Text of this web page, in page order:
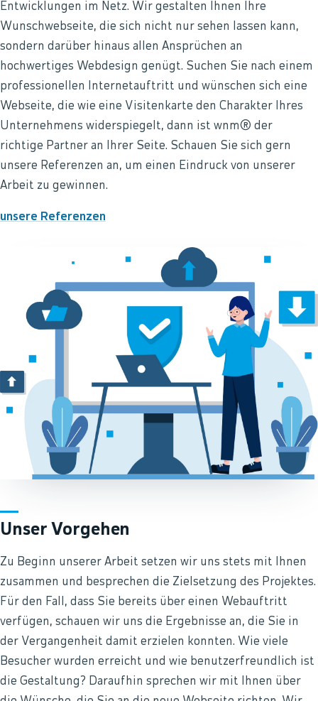
Entwicklungen im Netz. Wir gestalten Ihnen Ihre
Wunschwebseite, die sich nicht nur sehen lassen kann,
sondern darüber hinaus allen Ansprüchen an
hochwertiges Webdesign genügt. Suchen Sie nach einem
professionellen Internetauftritt und wünschen sich eine
Webseite, die wie eine Visitenkarte den Charakter Ihres
Unternehmens widerspiegelt, dann ist wnm® der
richtige Partner an Ihrer Seite. Schauen Sie sich gern
unsere Referenzen an, um einen Eindruck von unserer
Arbeit zu gewinnen.
unsere Referenzen
Unser Vorgehen
Zu Beginn unserer Arbeit setzen wir uns stets mit Ihnen
zusammen und besprechen die Zielsetzung des Projektes.
Für den Fall, dass Sie bereits über einen Webauftritt
verfügen, schauen wir uns die Ergebnisse an, die Sie in
der Vergangenheit damit erzielen konnten. Wie viele
Besucher wurden erreicht und wie benutzerfreundlich ist
die Gestaltung? Daraufhin sprechen wir mit Ihnen über